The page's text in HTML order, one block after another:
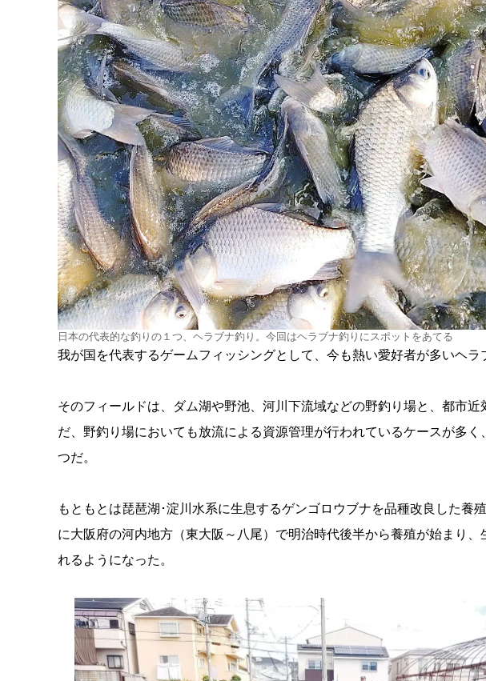
日本の代表的な釣りの１つ、ヘラブナ釣り。今回はヘラブナ釣りにスポットをあてる
我が国を代表するゲームフィッシングとして、今も熱い愛好者が多いヘラ
そのフィールドは、ダム湖や野池、河川下流域などの野釣り場と、都市
だ、野釣り場においても放流による資源管理が行われているケースが多
つだ。
もともとは琵琶湖･淀川水系に生息するゲンゴロウブナを品種改良した養
に大阪府の河内地方（東大阪～八尾）で明治時代後半から養殖が始まり
れるようになった。